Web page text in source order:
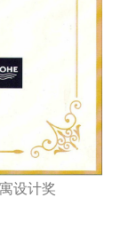
设计奖